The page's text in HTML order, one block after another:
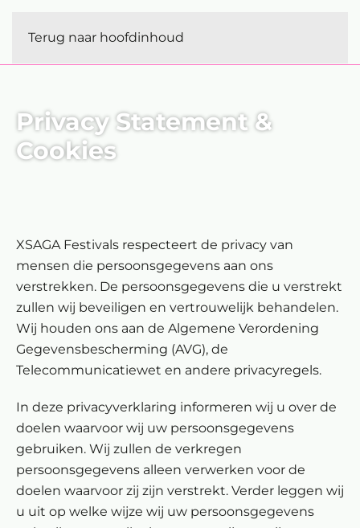
Terug naar hoofdinhoud
Privacy Statement &
Cookies
XSAGA Festivals respecteert de privacy van
mensen die persoonsgegevens aan ons
verstrekken. De persoonsgegevens die u verstrekt
zullen wij beveiligen en vertrouwelijk behandelen.
Wij houden ons aan de Algemene Verordening
Gegevensbescherming (AVG), de
Telecommunicatiewet en andere privacyregels.
In deze privacyverklaring informeren wij u over de
doelen waarvoor wij uw persoonsgegevens
gebruiken. Wij zullen de verkregen
persoonsgegevens alleen verwerken voor de
doelen waarvoor zij zijn verstrekt. Verder leggen wij
u uit op welke wijze wij uw persoonsgegevens